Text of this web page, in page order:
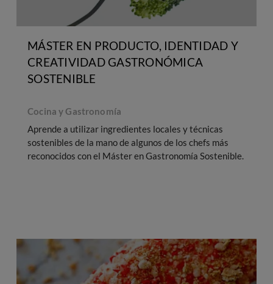
MÁSTER EN PRODUCTO, IDENTIDAD Y
CREATIVIDAD GASTRONÓMICA
SOSTENIBLE
Cocina y Gastronomía
Aprende a utilizar ingredientes locales y técnicas
sostenibles de la mano de algunos de los chefs más
reconocidos con el Máster en Gastronomía Sostenible.